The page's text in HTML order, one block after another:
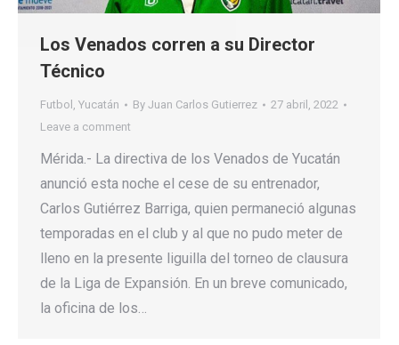
Los Venados corren a su Director
Técnico
Futbol , Yucatán By Juan Carlos Gutierrez
27 abril, 2022
Leave a comment
Mérida.- La directiva de los Venados de Yucatán
anunció esta noche el cese de su entrenador,
Carlos Gutiérrez Barriga, quien permaneció algunas
temporadas en el club y al que no pudo meter de
lleno en la presente liguilla del torneo de clausura
de la Liga de Expansión. En un breve comunicado,
la oficina de los…